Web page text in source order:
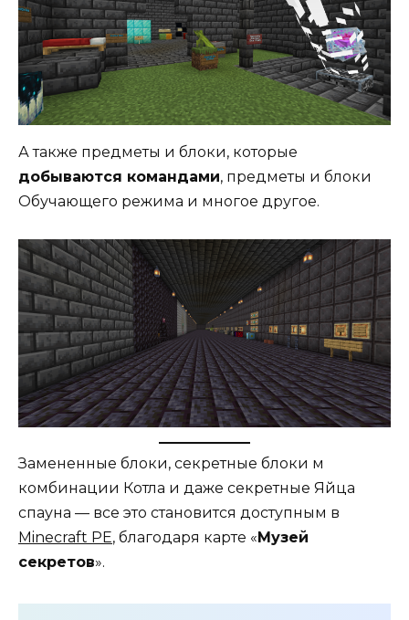
А также предметы и блоки, которые
добываются командами, предметы и блоки
Обучающего режима и многое другое.
Замененные блоки, секретные блоки м
комбинации Котла и даже секретные Яйца
спауна — все это становится доступным в
Minecraft PE, благодаря карте « Музей
секретов».